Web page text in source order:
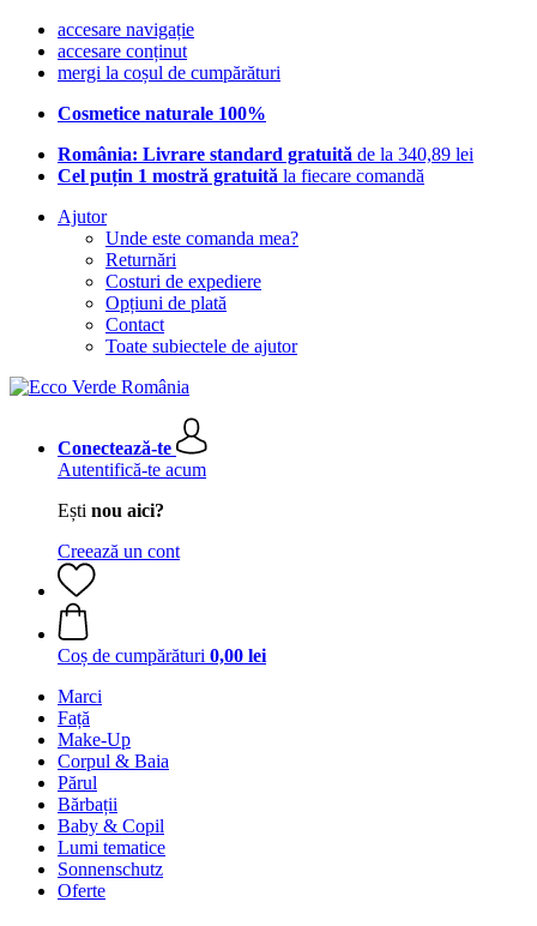
accesare navigație
accesare conținut
mergi la coșul de cumpărături
Cosmetice naturale 100%
România: Livrare standard gratuită de la 340,89 lei
Cel puțin 1 mostră gratuită la fiecare comandă
Ajutor
Unde este comanda mea?
Returnări
Costuri de expediere
Opțiuni de plată
Contact
Toate subiectele de ajutor
Conectează-te
Autentifică-te acum
Ești nou aici?
Creează un cont
Coș de cumpărături 0,00 lei
Marci
Față
Make-Up
Corpul & Baia
Părul
Bărbații
Baby & Copil
Lumi tematice
Sonnenschutz
Oferte